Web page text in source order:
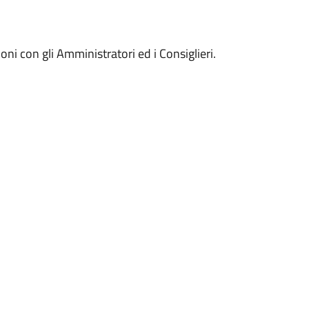
con gli Amministratori ed i Consiglieri.